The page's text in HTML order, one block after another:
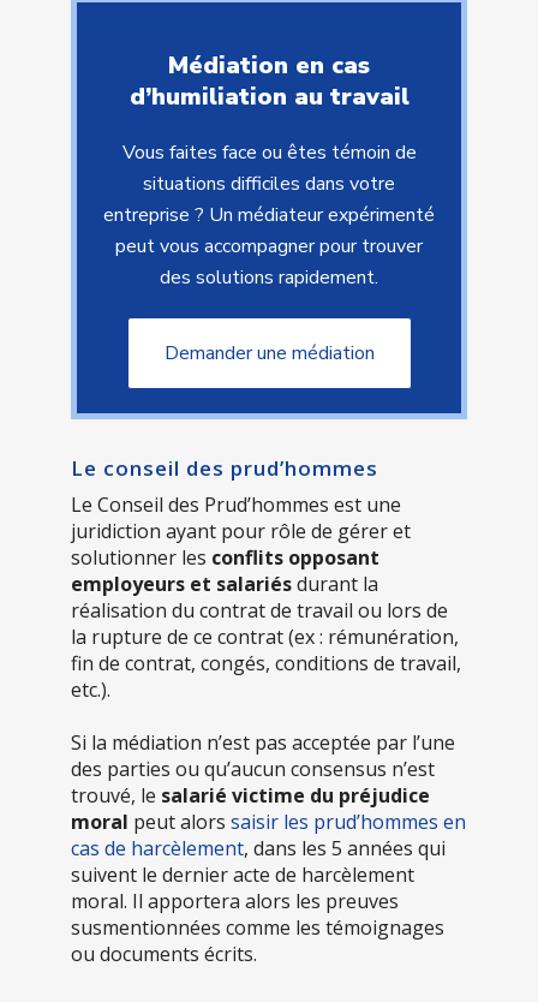
Médiation en cas
d’humiliation au travail
Vous faites face ou êtes témoin de
situations difficiles dans votre
entreprise ? Un médiateur expérimenté
peut vous accompagner pour trouver
des solutions rapidement.
Demander une médiation
Le conseil des prud’hommes
Le Conseil des Prud’hommes est une
juridiction ayant pour rôle de gérer et
solutionner les conflits opposant
employeurs et salariésdurant la
réalisation du contrat de travail ou lors de
la rupture de ce contrat (ex : rémunération,
fin de contrat, congés, conditions de travail,
etc.).
Si la médiation n’est pas acceptée par l’une
des parties ou qu’aucun consensus n’est
trouvé, le salarié victime du préjudice
moral peut alors saisir les prud’hommes en
cas de harcèlement, dans les 5 années qui
suivent le dernier acte de harcèlement
moral. Il apportera alors les preuves
susmentionnées comme les témoignages
ou documents écrits.